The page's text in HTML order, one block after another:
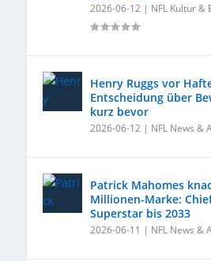
2026-06-12 | NFL Kultur &
Henry Ruggs vor
Entscheidung über
kurz bevor
2026-06-12 | NFL News &
Patrick Mahomes
Millionen-Marke:
Superstar bis 2033
2026-06-11 | NFL News &